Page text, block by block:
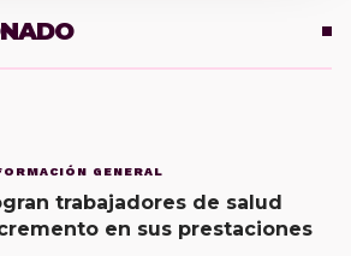
GENERAL
trabajadores de salud
en sus prestaciones